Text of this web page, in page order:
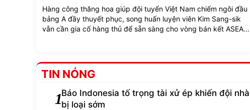
Hàng công thăng hoa giúp đội tuyển Việt Nam chiếm ngôi đầu
bảng A đầy thuyết phục, song huấn luyện viên Kim Sang-sik
vẫn cần gia cố hàng thủ để sẵn sàng cho vòng bán kết ASEAN
TIN NÓNG
1Báo Indonesia tố trọng tài xử ép khiến đội nhà
bị loại sớm